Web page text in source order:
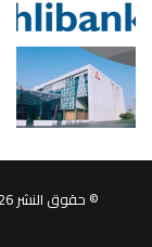
© حقوق النشر 2026، جميع الحقوق محفوظة |